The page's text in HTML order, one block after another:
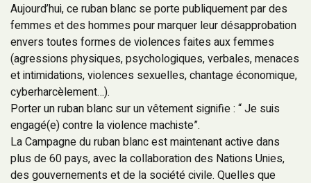
Aujourd’hui, ce ruban blanc se porte publiquement par des
femmes et des hommes pour marquer leur désapprobation
envers toutes formes de violences faites aux femmes
(agressions physiques, psychologiques, verbales, menaces
et intimidations, violences sexuelles, chantage économique,
cyberharcèlement…).
Porter un ruban blanc sur un vêtement signifie : “ Je suis
engagé(e) contre la violence machiste”.
La Campagne du ruban blanc est maintenant active dans
plus de 60 pays, avec la collaboration des Nations Unies,
des gouvernements et de la société civile. Quelles que